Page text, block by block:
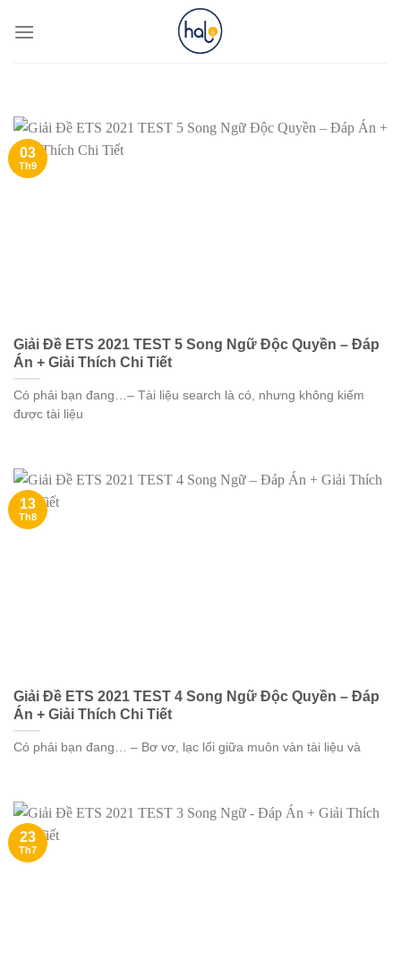
Giải Đề ETS 2021 TEST 5 Song Ngữ Độc Quyền – Đáp
Án + Giải Thích Chi Tiết
Có phải bạn đang…– Tài liệu search là có, nhưng không kiếm
được tài liệu
03
Th9
Giải Đề ETS 2021 TEST 4 Song Ngữ Độc Quyền – Đáp
Án + Giải Thích Chi Tiết
Có phải bạn đang… – Bơ vơ, lạc lối giữa muôn vàn tài liệu và
13
Th8
23
Th7